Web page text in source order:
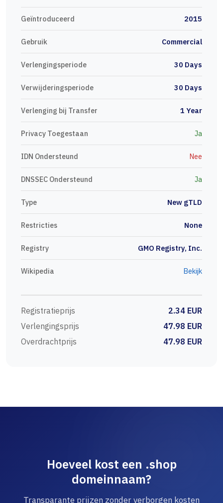
Geïntroduceerd 2015
Gebruik Commercial
Verlengingsperiode 30 Days
Verwijderingsperiode 30 Days
Verlenging bij Transfer 1 Year
Privacy Toegestaan Ja
IDN Ondersteund Nee
DNSSEC Ondersteund Ja
Type New gTLD
Restricties None
Registry GMO Registry, Inc.
Wikipedia Bekijk
Registratieprijs
2.34 EUR
Verlengingsprijs
47.98 EUR
Overdrachtprijs
47.98 EUR
Hoeveel kost een .shop
domeinnaam?
Transparante prijzen zonder verborgen kosten